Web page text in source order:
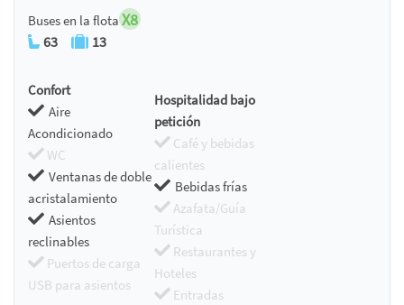
Buses en la flota X8
63 13
Confort
Aire
Acondicionado
WC
Ventanas de doble
acristalamiento
Asientos
reclinables
Puertos de carga
USB para asientos
Hospitalidad bajo
petición
Café y bebidas
calientes
Bebidas frías
Azafata/Guía
Turística
Restaurantes y
Hoteles
Entradas